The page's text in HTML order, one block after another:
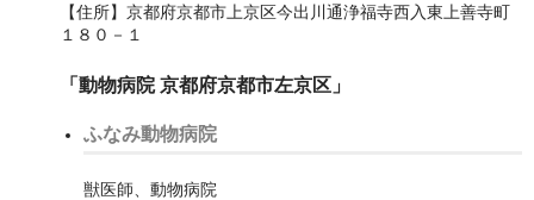
南河内郡河南町
吹田市
和泉市
【住所】京都府京都市上京区今出川通浄福寺西入東上善寺町
１８０－１
「動物病院 京都府京都市左京区」
ふなみ動物病院
獣医師、動物病院